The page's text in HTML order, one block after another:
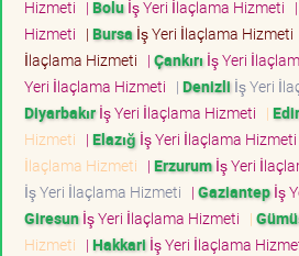
Hizmeti | Boluİş Yeri İlaçlama Hizmeti |
Hizmeti | Bursa İş Yeri İlaçlama Hizmeti
İlaçlama Hizmeti | Çankırı İş Yeri
Yeri İlaçlama Hizmeti | Denizli İş Yeri
Diyarbakırİş Yeri İlaçlama Hizmeti |
Hizmeti | Elazığ İş Yeri İlaçlama Hizmeti
İlaçlama Hizmeti | Erzurumİş Yeri
İş Yeri İlaçlama Hizmeti | Gaziantepİş
Giresunİş Yeri İlaçlama Hizmeti |
Hizmeti | Hakkari İş Yeri İlaçlama